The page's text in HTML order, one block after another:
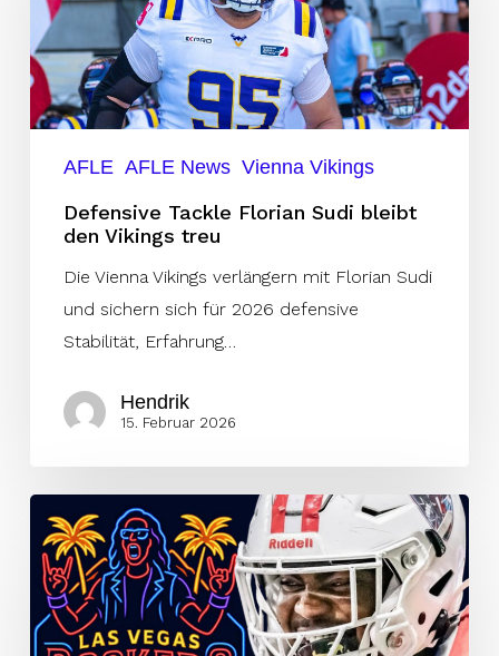
Sudi
bleibt
den
Vikings
AFLE AFLE News Vienna Vikings
Defensive Tackle Florian Sudi bleibt
den Vikings treu
Die Vienna Vikings verlängern mit Florian Sudi
und sichern sich für 2026 defensive
Stabilität, Erfahrung…
Hendrik
15. Februar 2026
Gegner
der
Stuttgart
Stallions
setzen